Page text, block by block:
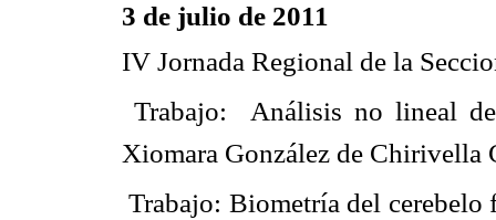
3 de julio de 2011
IV Jornada Regional de la
 Trabajo:  Análisis no lineal
Xiomara González de Chirivella
 Trabajo: Biometría del